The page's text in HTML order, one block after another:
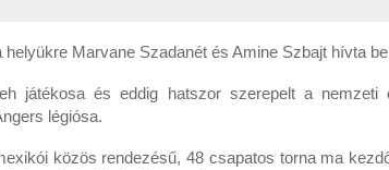
Marvane Szadanét és Amine Szbajt hívta
játékosa és eddig hatszor szerepelt a nemzeti
légiósa.
közös rendezésű, 48 csapatos torna ma